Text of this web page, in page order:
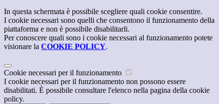
In questa schermata è possibile scegliere quali cookie consentire.
I cookie necessari sono quelli che consentono il funzionamento della
piattaforma e non è possibile disabilitarli.
Per conoscere quali sono i cookie necessari al funzionamento potete
visionare la COOKIE POLICY.
Cookie necessari per il funzionamento
I cookie necessari per il funzionamento non possono essere
disabilitati. È possibile consultare l'elenco nella pagina della cookie
policy.